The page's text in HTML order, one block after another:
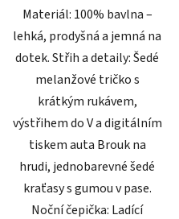
Materiál: 100% bavlna –
lehká, prodyšná a jemná na
dotek. Střih a detaily: Šedé
melanžové tričko s
krátkým rukávem,
výstřihem do V a digitálním
tiskem auta Brouk na
hrudi, jednobarevné šedé
kraťasy s gumou v pase.
Noční čepička: Ladící